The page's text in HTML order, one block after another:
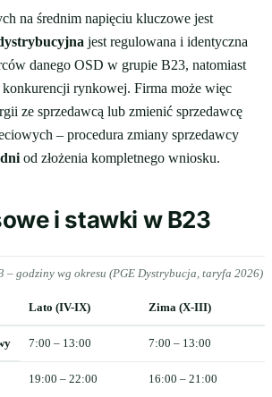
na średnim napięciu kluczowe jest
jest regulowana i identyczna
danego OSD w grupie B23, natomiast
konkurencji rynkowej. Firma może więc
ze sprzedawcą lub zmienić sprzedawcę
– procedura zmiany sprzedawcy
od złożenia kompletnego wniosku.
i stawki w B23
– godziny wg okresu (PGE Dystrybucja, taryfa 2026)
Lato (IV-IX) Zima (X-III)
7:00 – 13:00 7:00 – 13:00
19:00 – 22:00 16:00 – 21:00